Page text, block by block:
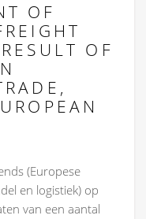
OF
OF
(Europese
en logistiek) op
van een aantal